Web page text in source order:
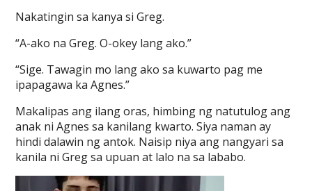
Nakatingin sa kanya si Greg.
“A-ako na Greg. O-okey lang ako.”
“Sige. Tawagin mo lang ako sa kuwarto pag me
ipapagawa ka Agnes.”
Makalipas ang ilang oras, himbing ng natutulog ang
anak ni Agnes sa kanilang kwarto. Siya naman ay
hindi dalawin ng antok. Naisip niya ang nangyari sa
kanila ni Greg sa upuan at lalo na sa lababo.